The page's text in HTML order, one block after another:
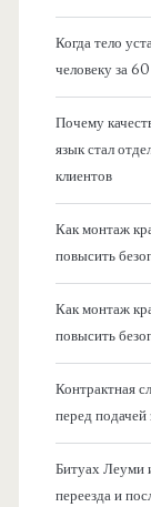
Когда тело
человеку за 60
Почему
язык стал
клиентов
Как монтаж
повысить
Как монтаж
повысить
Контрактная
перед подачей
Битуах Леуми
переезда и